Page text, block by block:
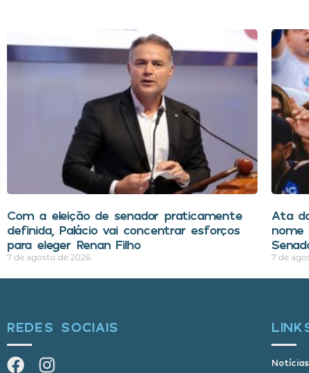
Com a eleição de senador praticamente
definida, Palácio vai concentrar esforços
para eleger Renan Filho
7 de agosto de 2026
Ata
nome
7 de
REDES SOCIAIS
Notícias